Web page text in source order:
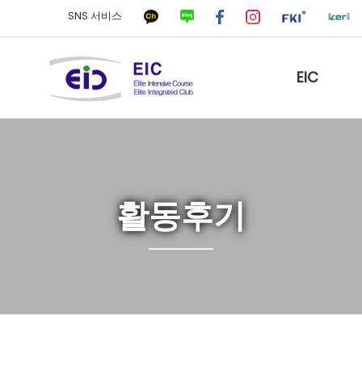
SNS 서비스
EIC
활동후기